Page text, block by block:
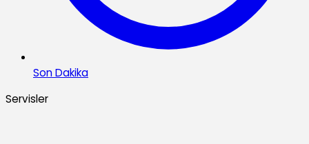
Son Dakika
Servisler